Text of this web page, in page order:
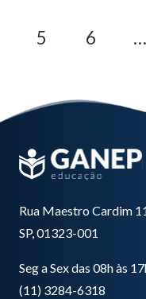
5 6 …
Rua Maestro Cardim
SP, 01323-001
Seg a Sex das 08h às
(11) 3284-6318